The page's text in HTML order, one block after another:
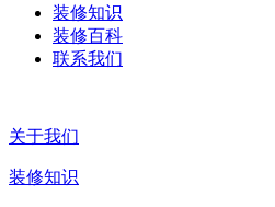
装修知识
装修百科
联系我们
关于我们
装修知识